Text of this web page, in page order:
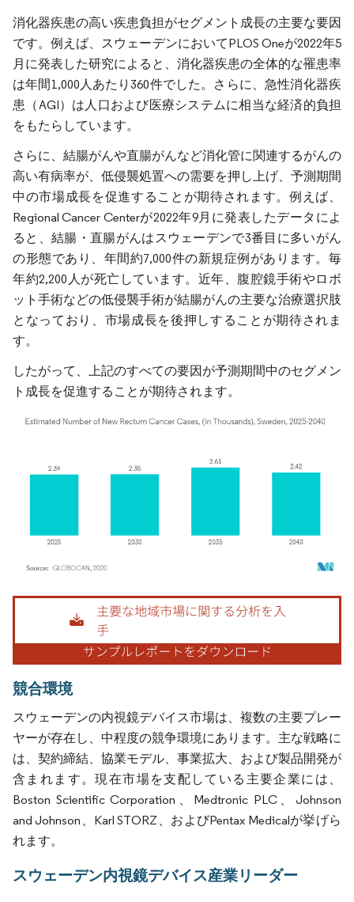
消化器疾患の高い疾患負担がセグメント成長の主要な要因
です。例えば、スウェーデンにおいてPLOS Oneが2022年5
月に発表した研究によると、消化器疾患の全体的な罹患率
は年間1,000人あたり360件でした。さらに、急性消化器疾
患（AGI）は人口および医療システムに相当な経済的負担
をもたらしています。
さらに、結腸がんや直腸がんなど消化管に関連するがんの
高い有病率が、低侵襲処置への需要を押し上げ、予測期間
中の市場成長を促進することが期待されます。例えば、
Regional Cancer Centerが2022年9月に発表したデータによ
ると、結腸・直腸がんはスウェーデンで3番目に多いがん
の形態であり、年間約7,000件の新規症例があります。毎
年約2,200人が死亡しています。近年、腹腔鏡手術やロボ
ット手術などの低侵襲手術が結腸がんの主要な治療選択肢
となっており、市場成長を後押しすることが期待されま
す。
したがって、上記のすべての要因が予測期間中のセグメン
ト成長を促進することが期待されます。
画像 © Mordor Intelligence。再利用にはCC BY 4.0の表示が必要です。
競合環境
スウェーデンの内視鏡デバイス市場は、複数の主要プレー
ヤーが存在し、中程度の競争環境にあります。主な戦略に
は、契約締結、協業モデル、事業拡大、および製品開発が
含まれます。現在市場を支配している主要企業には、
Boston Scientific Corporation、Medtronic PLC、Johnson
and Johnson、Karl STORZ、およびPentax Medicalが挙げら
れます。
スウェーデン内視鏡デバイス産業リーダー